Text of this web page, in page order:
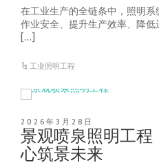
在工业生产的全链条中，照明
作业安全、提升生产效率、降
[…]
工业照明工程
2026年3月28日
景观喷泉照明工程
心筑景未来